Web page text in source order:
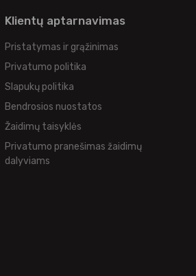
Klientų aptarnavimas
Pristatymas ir grąžinimas
Privatumo politika
Slapukų politika
Bendrosios nuostatos
Žaidimų taisyklės
Privatumo pranešimas žaidimų
dalyviams